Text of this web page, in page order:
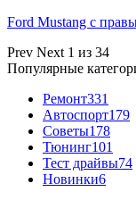
Ford Mustang с
Prev Next 1 из 34
Популярные
Ремонт331
Автоспорт179
Советы178
Тюнинг101
Тест драйвы74
Новинки6